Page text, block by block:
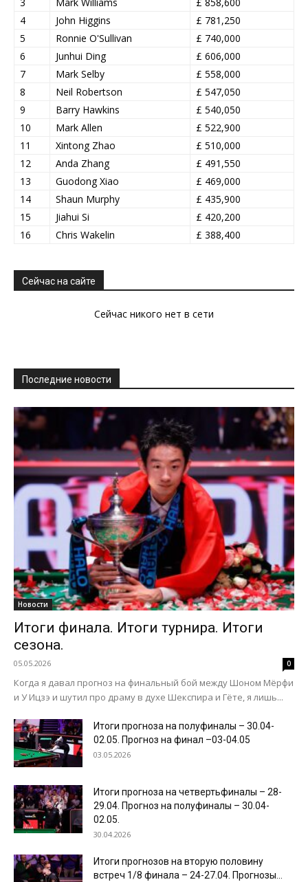
4
John Higgins
£ 781,250
5
Ronnie O'Sullivan
£ 740,000
6
Junhui Ding
£ 606,000
7
Mark Selby
£ 558,000
8
Neil Robertson
£ 547,050
9
Barry Hawkins
£ 540,050
10
Mark Allen
£ 522,900
11
Xintong Zhao
£ 510,000
12
Anda Zhang
£ 491,550
13
Guodong Xiao
£ 469,000
14
Shaun Murphy
£ 435,900
15
Jiahui Si
£ 420,200
16
Chris Wakelin £ 388,400
Сейчас на сайте
Сейчас никого нет в сети
Последние новости
Новости
Итоги финала. Итоги турнира. Итоги
сезона.
05.05.2026 0
Когда я давал прогноз на финальный бой между Шоном Мёрфи
и У Ицзэ и шутил про драму в духе Шекспира и Гёте, я лишь...
Итоги прогноза на полуфиналы – 30.04-
02.05. Прогноз на финал –03-04.05
03.05.2026
Итоги прогноза на четвертьфиналы – 28-
29.04. Прогноз на полуфиналы – 30.04-
02.05.
30.04.2026
Итоги прогнозов на вторую половину
встреч 1/8 финала – 24-27.04. Прогнозы...